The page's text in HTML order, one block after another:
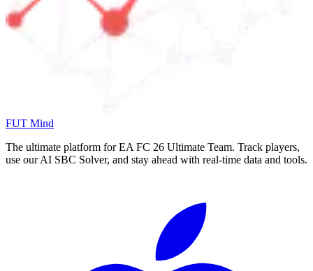
FUT Mind
The ultimate platform for EA FC 26 Ultimate Team. Track players,
use our AI SBC Solver, and stay ahead with real-time data and tools.